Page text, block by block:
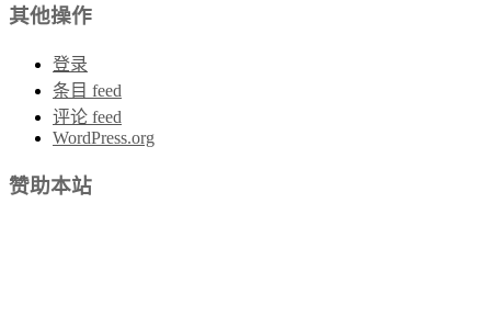
其他操作
登录
条目 feed
评论 feed
WordPress.org
赞助本站